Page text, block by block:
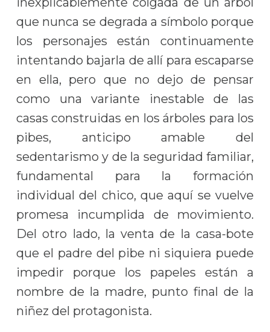
que nunca se degrada a símbolo porque
los personajes están continuamente
intentando bajarla de allí para escaparse
en ella, pero que no dejo de pensar
como una variante inestable de las
casas construidas en los árboles para los
pibes, anticipo amable del
sedentarismo y de la seguridad familiar,
fundamental para la formación
individual del chico, que aquí se vuelve
promesa incumplida de movimiento.
Del otro lado, la venta de la casa-bote
que el padre del pibe ni siquiera puede
impedir porque los papeles están a
nombre de la madre, punto final de la
niñez del protagonista.